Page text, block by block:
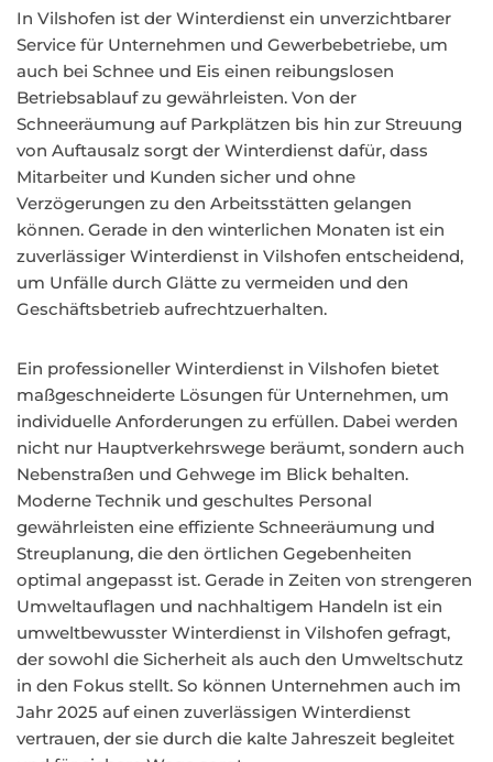
In Vilshofen ist der Winterdienst ein unverzichtbarer
Service für Unternehmen und Gewerbebetriebe, um
auch bei Schnee und Eis einen reibungslosen
Betriebsablauf zu gewährleisten. Von der
Schneeräumung auf Parkplätzen bis hin zur Streuung
von Auftausalz sorgt der Winterdienst dafür, dass
Mitarbeiter und Kunden sicher und ohne
Verzögerungen zu den Arbeitsstätten gelangen
können. Gerade in den winterlichen Monaten ist ein
zuverlässiger Winterdienst in Vilshofen entscheidend,
um Unfälle durch Glätte zu vermeiden und den
Geschäftsbetrieb aufrechtzuerhalten.
Ein professioneller Winterdienst in Vilshofen bietet
maßgeschneiderte Lösungen für Unternehmen, um
individuelle Anforderungen zu erfüllen. Dabei werden
nicht nur Hauptverkehrswege beräumt, sondern auch
Nebenstraßen und Gehwege im Blick behalten.
Moderne Technik und geschultes Personal
gewährleisten eine effiziente Schneeräumung und
Streuplanung, die den örtlichen Gegebenheiten
optimal angepasst ist. Gerade in Zeiten von strengeren
Umweltauflagen und nachhaltigem Handeln ist ein
umweltbewusster Winterdienst in Vilshofen gefragt,
der sowohl die Sicherheit als auch den Umweltschutz
in den Fokus stellt. So können Unternehmen auch im
Jahr 2025 auf einen zuverlässigen Winterdienst
vertrauen, der sie durch die kalte Jahreszeit begleitet